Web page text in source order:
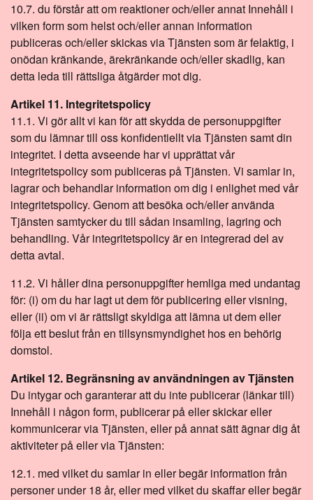
10.7. du förstår att om reaktioner och/eller annat Innehåll i
vilken form som helst och/eller annan information
publiceras och/eller skickas via Tjänsten som är felaktig, i
onödan kränkande, ärekränkande och/eller skadlig, kan
detta leda till rättsliga åtgärder mot dig.
Artikel 11. Integritetspolicy
11.1. Vi gör allt vi kan för att skydda de personuppgifter
som du lämnar till oss konfidentiellt via Tjänsten samt din
integritet. I detta avseende har vi upprättat vår
integritetspolicy som publiceras på Tjänsten. Vi samlar in,
lagrar och behandlar information om dig i enlighet med vår
integritetspolicy. Genom att besöka och/eller använda
Tjänsten samtycker du till sådan insamling, lagring och
behandling. Vår integritetspolicy är en integrerad del av
detta avtal.
11.2. Vi håller dina personuppgifter hemliga med undantag
för: (i) om du har lagt ut dem för publicering eller visning,
eller (ii) om vi är rättsligt skyldiga att lämna ut dem eller
följa ett beslut från en tillsynsmyndighet hos en behörig
domstol.
Artikel 12. Begränsning av användningen av Tjänsten
Du intygar och garanterar att du inte publicerar (länkar till)
Innehåll i någon form, publicerar på eller skickar eller
kommunicerar via Tjänsten, eller på annat sätt ägnar dig åt
aktiviteter på eller via Tjänsten:
12.1. med vilket du samlar in eller begär information från
personer under 18 år, eller med vilket du skaffar eller begär